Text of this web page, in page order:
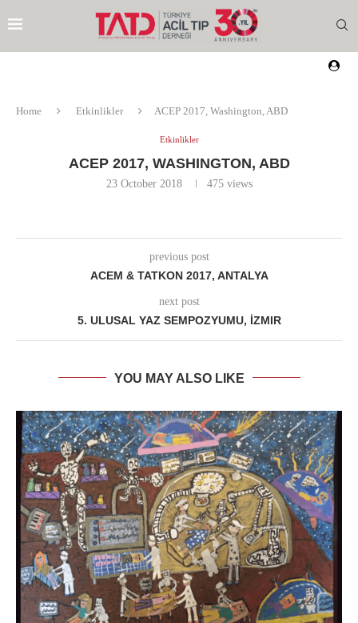
Home Etkinlikler ACEP 2017, Washington, ABD
Etkinlikler
ACEP 2017, WASHINGTON, ABD
23 October 2018 475views
previous post
ACEM & TATKON 2017, ANTALYA
next post
5. ULUSAL YAZ SEMPOZYUMU, İZMIR
YOU MAY ALSO LIKE